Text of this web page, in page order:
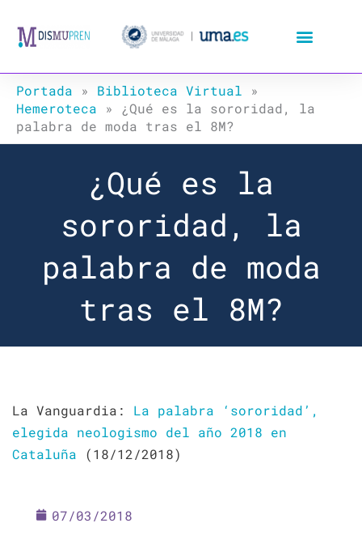
Portada » Biblioteca Virtual »
Hemeroteca » ¿Qué es la sororidad, la
palabra de moda tras el 8M?
¿Qué es la
sororidad, la
palabra de moda
tras el 8M?
La Vanguardia: La palabra ‘sororidad’,
elegida neologismo del año 2018 en
Cataluña (18/12/2018)
07/03/2018